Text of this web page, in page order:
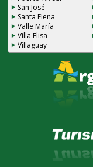
San José
Santa Elena
Valle María
Villa Elisa
Villaguay